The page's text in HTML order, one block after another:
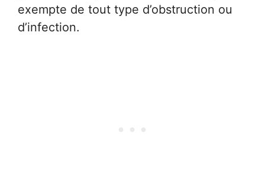
exempte de tout type d’obstruction ou
d’infection.